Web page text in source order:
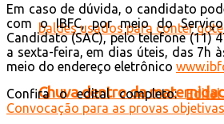
Chuva dentro da
Em caso de dúvida, o candidato
com o IBFC, por meio do
Candidato (SAC), pelo telefone (11)
a sexta-feira, em dias úteis, das 7h
meio do endereço eletrônico
Confira o edital completo:
Convocação para as provas